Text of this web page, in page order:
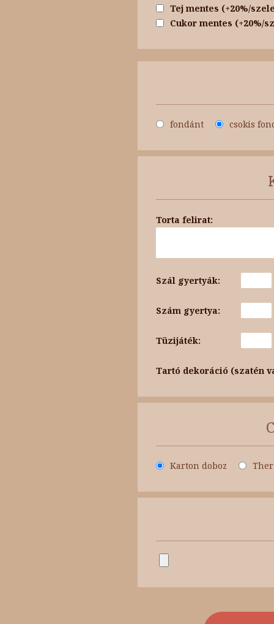
Tej mentes (+20%/
Cukor mentes (+20%/
fondánt csokis
Torta felirat:
Szál gyertyák:
Szám gyertya:
Tüzijáték:
Tartó dekoráció (szatén
Karton doboz